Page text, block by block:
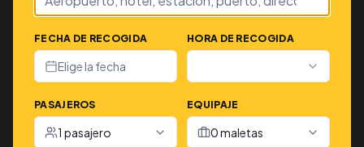
FECHA DE RECOGIDA
Elige la fecha
HORA DE RECOGIDA
PASAJEROS
1 pasajero
EQUIPAJE
0 maletas